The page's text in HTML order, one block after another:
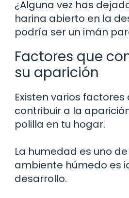
¿Alguna vez has
harina abierto en la
podría ser un imán
Factores que
su aparición
Existen varios
contribuir a la
polilla en tu hogar.
La humedad es uno de
ambiente húmedo es
desarrollo.